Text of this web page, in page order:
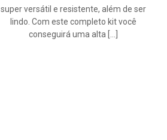
super versátil e resistente, além de ser
lindo. Com este completo kit você
conseguirá uma alta […]